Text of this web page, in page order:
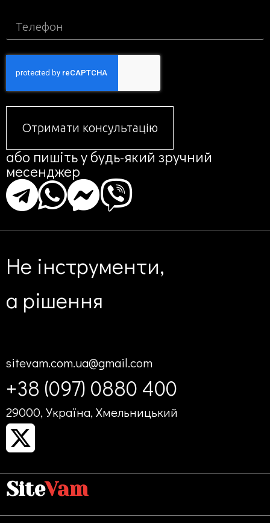
Отримати консультацію
або пишіть у будь-який зручний
месенджер
Не інструменти,
а рішення
sitevam.com.ua@gmail.com
+38 (097) 0880 400
29000, Україна, Хмельницький
SiteVam